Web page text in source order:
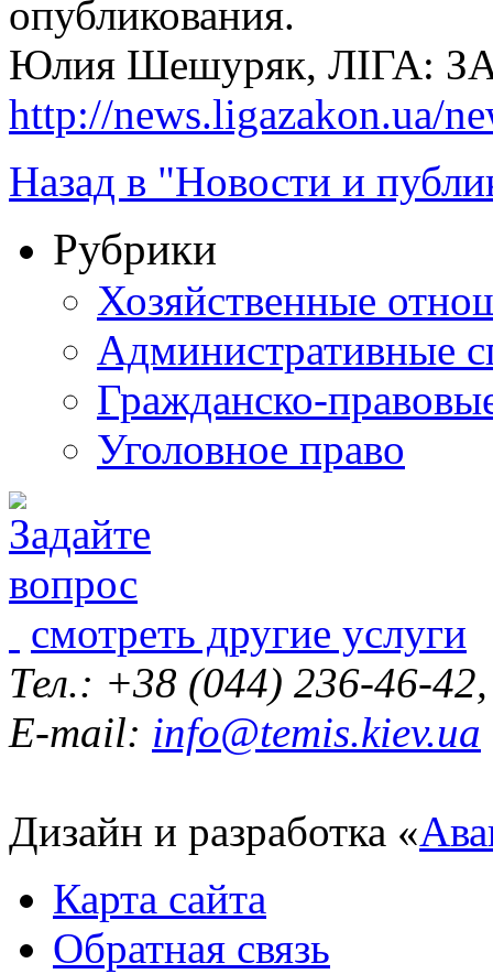
опубликования.
Юлия Шешуряк, ЛІГА:
http://news.ligazakon.ua/
Назад в "Новости и
Рубрики
Хозяйственные
Административные
Гражданско-
Уголовное право
смотреть другие услуги
Тел.: +38 (044) 236-46-
E-mail: info@temis.kiev.ua
Дизайн и разработка «
Карта сайта
Обратная связь